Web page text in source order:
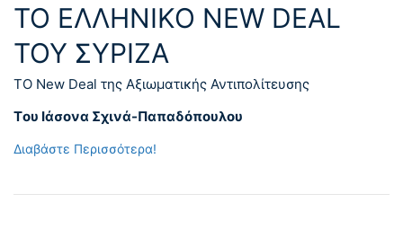
ΤΟ ΕΛΛΗΝΙΚΟ NEW DEAL
ΤΟΥ ΣΥΡΙΖΑ
ΤΟ New Deal της Αξιωματικής Αντιπολίτευσης
Tου Ιάσονα Σχινά-Παπαδόπουλου
Διαβάστε Περισσότερα!